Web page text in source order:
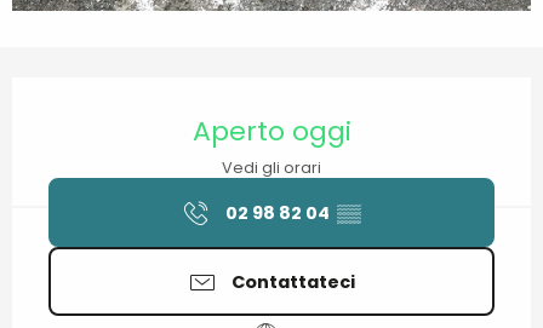
Aperto oggi
Vedi gli orari
02 98 82 04 ▒▒
Contattateci